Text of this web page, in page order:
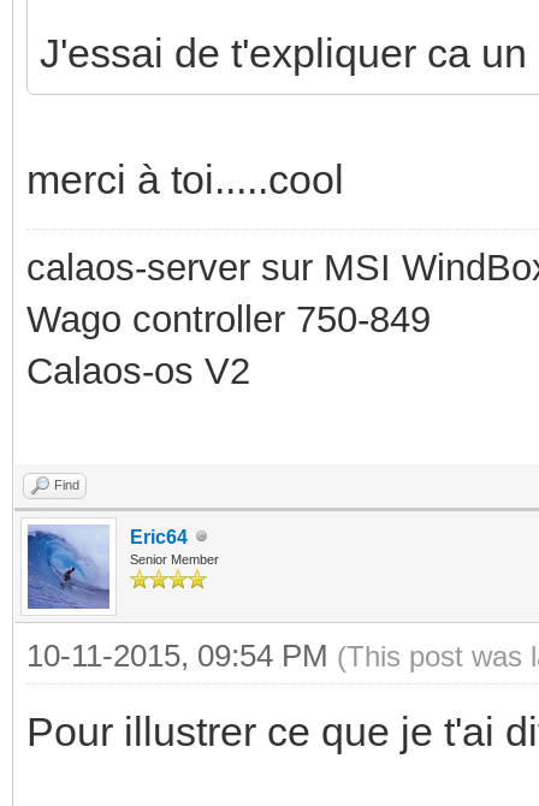
J'essai de t'expliquer ca
merci à toi.....cool
calaos-server sur MSI
Wago controller 750-849
Calaos-os V2
Find
Eric64
Senior Member
10-11-2015, 09:54 PM (This post was
Pour illustrer ce que je t'ai